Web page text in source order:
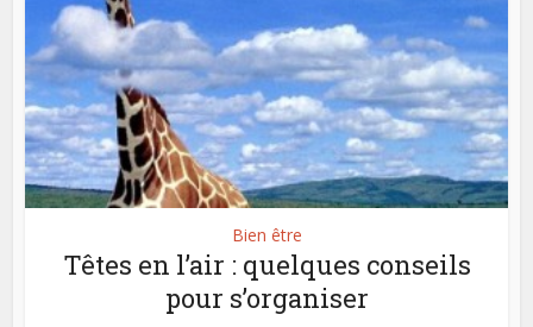
Bien être
Têtes en l’air : quelques conseils
pour s’organiser